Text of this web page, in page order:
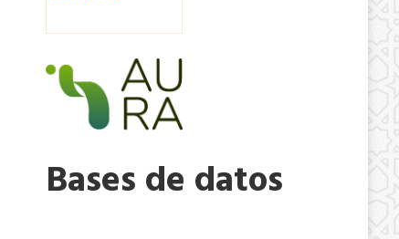
Bases de datos